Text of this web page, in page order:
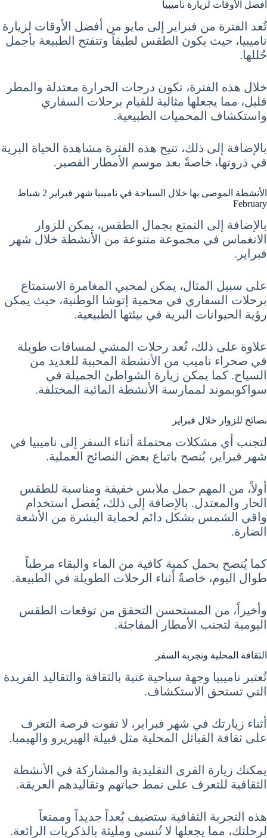
أفضل الأوقات لزيارة ناميبيا
تُعد الفترة من فبراير إلى مايو من أفضل الأوقات لزيارة
ناميبيا، حيث يكون الطقس لطيفاً وتتفتح الطبيعة بأجمل
حُللها.
خلال هذه الفترة، تكون درجات الحرارة معتدلة والمطر
قليل، مما يجعلها مثالية للقيام برحلات السفاري
واستكشاف المحميات الطبيعية.
بالإضافة إلى ذلك، تتيح هذه الفترة مشاهدة الحياة البرية
في ذروتها، خاصةً بعد موسم الأمطار القصير.
الأنشطة الموصى بها خلال السياحة في ناميبيا شهر فبراير 2 شباط
February
بالإضافة إلى التمتع بجمال الطقس، يمكن للزوار
الانغماس في مجموعة متنوعة من الأنشطة خلال شهر
فبراير.
على سبيل المثال، يمكن لمحبي المغامرة الاستمتاع
برحلات السفاري في محمية إتوشا الوطنية، حيث يمكن
رؤية الحيوانات البرية في بيئتها الطبيعية.
علاوة على ذلك، تُعد رحلات المشي لمسافات طويلة
في صحراء ناميب من الأنشطة المحببة للعديد من
السياح. كما يمكن زيارة الشواطئ الجميلة في
سواكوبموند لممارسة الأنشطة المائية المختلفة.
نصائح للزوار خلال فبراير
لتجنب أي مشكلات محتملة أثناء السفر إلى ناميبيا في
شهر فبراير، يُنصح باتباع بعض النصائح العملية.
أولاً، من المهم حمل ملابس خفيفة ومناسبة للطقس
الحار والمعتدل. بالإضافة إلى ذلك، يُفضل استخدام
واقي الشمس بشكل دائم لحماية البشرة من الأشعة
الضارة.
كما يُنصح بحمل كمية كافية من الماء والبقاء مرطباً
طوال اليوم، خاصةً أثناء الرحلات الطويلة في الطبيعة.
وأخيراً، من المستحسن التحقق من توقعات الطقس
اليومية لتجنب الأمطار المفاجئة.
الثقافة المحلية وتجربة السفر
تُعتبر ناميبيا وجهة سياحية غنية بالثقافة والتقاليد الفريدة
التي تستحق الاستكشاف.
أثناء زيارتك في شهر فبراير، لا تفوت فرصة التعرف
على ثقافة القبائل المحلية مثل قبيلة الهيريرو والهيمبا.
يمكنك زيارة القرى التقليدية والمشاركة في الأنشطة
الثقافية للتعرف على نمط حياتهم وتقاليدهم العريقة.
هذه التجربة الثقافية ستضيف بُعداً جديداً وممتعاً
لرحلتك، مما يجعلها لا تُنسى ومليئة بالذكريات الرائعة.